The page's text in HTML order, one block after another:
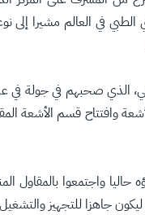
في العالم مشيرا إلى
الذي صحبهم في جولة
وافتتاح قسم الأشعة
واجتمعوا بالمقاول
جاهزا للتجهيز